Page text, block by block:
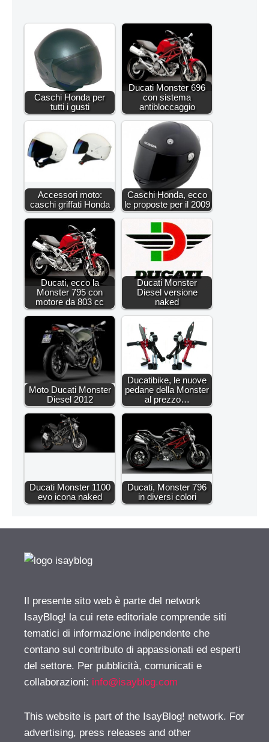
Caschi Honda per
tutti i gusti
Ducati Monster 696
con sistema
antibloccaggio
Accessori moto:
caschi griffati Honda
Caschi Honda, ecco
le proposte per il 2009
Ducati, ecco la
Monster 795 con
motore da 803 cc
Ducati Monster
Diesel versione
naked
Moto Ducati Monster
Diesel 2012
Ducatibike, le nuove
pedane della Monster
al prezzo…
Ducati Monster 1100
evo icona naked
Ducati, Monster 796
in diversi colori
Il presente sito web è parte del network
IsayBlog! la cui rete editoriale comprende siti
tematici di informazione indipendente che
contano sul contributo di appassionati ed esperti
del settore. Per pubblicità, comunicati e
collaborazioni: info@isayblog.com
This website is part of the IsayBlog! network. For
advertising, press releases and other